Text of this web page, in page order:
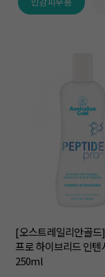
[오스트레일리안골드
프로 하이브리드 인텐
250ml